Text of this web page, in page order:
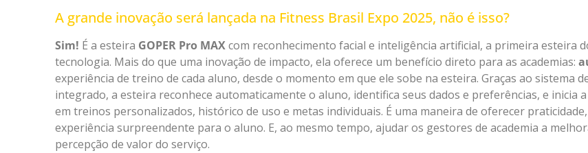
A grande inovação será lançada na Fitness Brasil Expo 2025, não é isso?
Sim! É a esteira GOPER Pro MAXcom reconhecimento facial e inteligência artificial, a primeira esteira
tecnologia. Mais do que uma inovação de impacto, ela oferece um benefício direto para as academias:
experiência de treino de cada aluno, desde o momento em que ele sobe na esteira. Graças ao sistema
integrado, a esteira reconhece automaticamente o aluno, identifica seus dados e preferências, e inicia
em treinos personalizados, histórico de uso e metas individuais. É uma maneira de oferecer
experiência surpreendente para o aluno. E, ao mesmo tempo, ajudar os gestores de academia a
percepção de valor do serviço.